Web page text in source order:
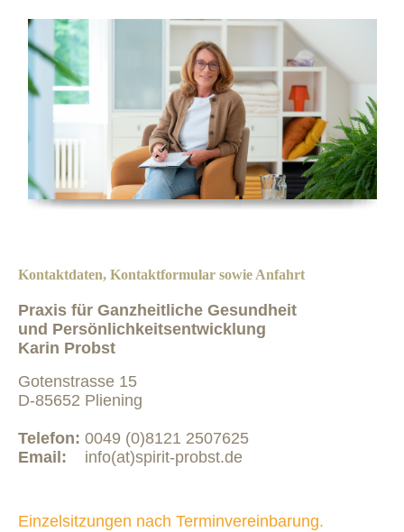
Kontaktdaten, Kontaktformular sowie Anfahrt
Praxis für Ganzheitliche Gesundheit
und Persönlichkeitsentwicklung
Karin Probst
Gotenstrasse 15
D-85652 Pliening
Telefon: 0049 (0)8121 2507625
Email: info(at)spirit-probst.de
Einzelsitzungen nach Terminvereinbarung.